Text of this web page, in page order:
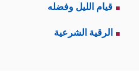
قيام الليل وفضله
الرقية الشرعية